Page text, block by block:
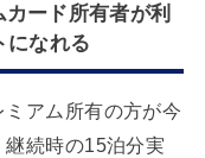
ード所有者が利
になれる
アム所有の方が今
続時の15泊分実